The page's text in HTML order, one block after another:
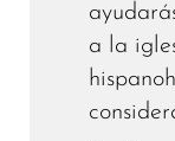
a la